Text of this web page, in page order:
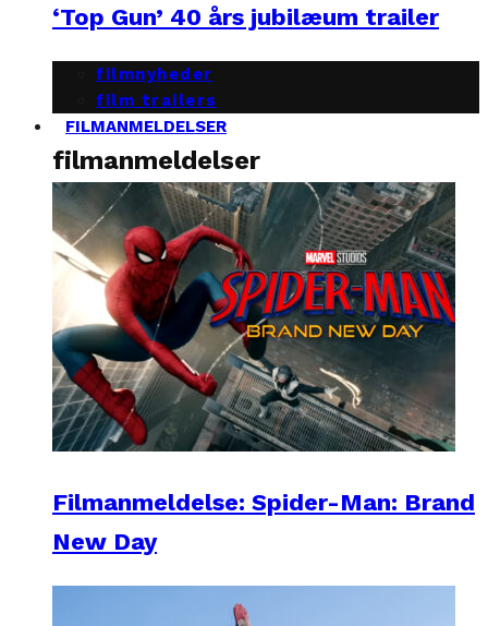
‘Top Gun’ 40 års jubilæum trailer
filmnyheder
film trailers
FILMANMELDELSER
filmanmeldelser
Filmanmeldelse: Spider-Man: Brand
New Day